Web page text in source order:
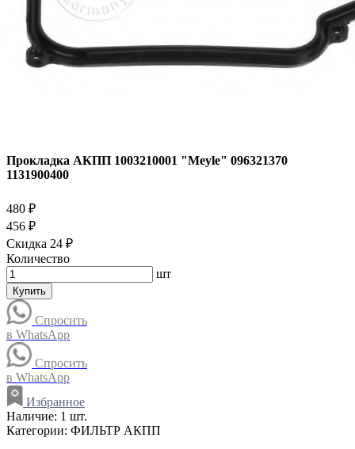
Прокладка АКПП 1003210001 "Meyle" 096321370
1131900400
480 ₽
456 ₽
Скидка 24 ₽
Количество
шт
Купить
Спросить
в WhatsApp
Спросить
в WhatsApp
Избранное
Наличие: 1 шт.
Категории: ФИЛЬТР АКПП